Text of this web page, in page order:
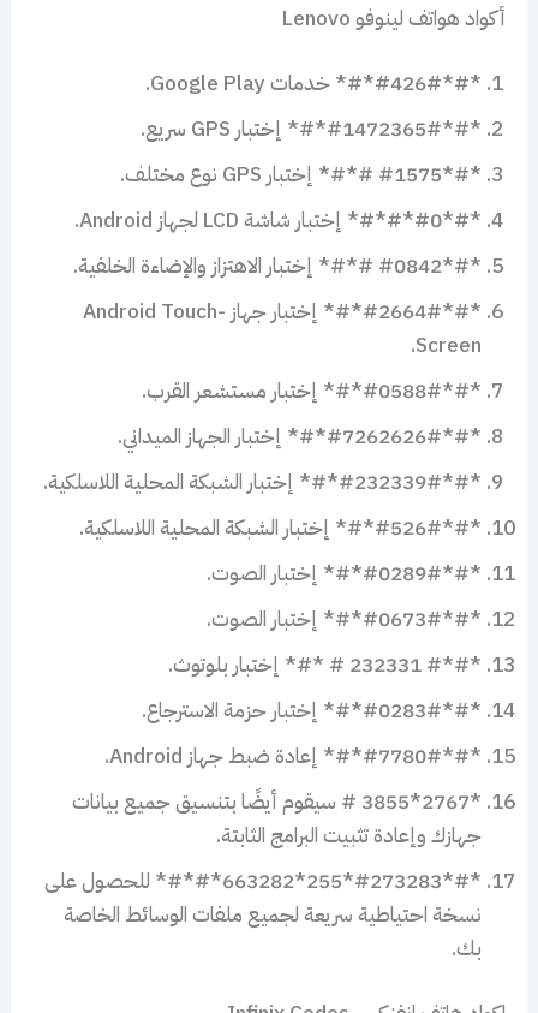
أكواد هواتف لينوفو Lenovo
*#*#426#*#* خدمات Google Play.
*#*#1472365#*#* إختبار GPS سريع.
*#*#1575 #*#* إختبار GPS نوع مختلف.
*#*#0*#*#* إختبار شاشة LCD لجهاز Android.
*#*#0842 #*#* إختبار الاهتزاز والإضاءة الخلفية.
*#*#2664#*#* إختبار جهاز Android Touch-
Screen.
*#*#0588#*#* إختبار مستشعر القرب.
*#*#7262626#*#* إختبار الجهاز الميداني.
*#*#232339#*#* إختبار الشبكة المحلية اللاسلكية.
*#*#526#*#* إختبار الشبكة المحلية اللاسلكية.
*#*#0289#*#* إختبار الصوت.
*#*#0673#*#* إختبار الصوت.
*#*# 232331 # *#* إختبار بلوتوث.
*#*#0283#*#* إختبار حزمة الاسترجاع.
*#*#7780#*#* إعادة ضبط جهاز Android.
*2767*3855 # سيقوم أيضًا بتنسيق جميع بيانات
جهازك وإعادة تثبيت البرامج الثابتة.
*#*#273283*255*663282*#*#* للحصول على
نسخة احتياطية سريعة لجميع ملفات الوسائط الخاصة
بك.